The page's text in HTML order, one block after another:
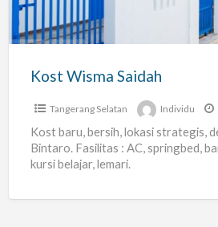
Kost Wisma Saidah
Tangerang Selatan Individu
Kost baru, bersih, lokasi strategis,
Bintaro. Fasilitas : AC, springbed,
kursi belajar, lemari.